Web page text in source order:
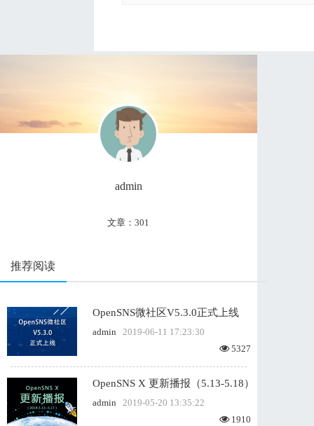
admin
文章：301
推荐阅读
OpenSNS微社区V5.3.0正式上线
admin 2019-06-11 17:23:30
5327
OpenSNS X 更新播报（5.13-5.18）
admin 2019-05-20 13:35:22
1910